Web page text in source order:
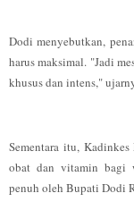
Dodi menyebutkan,
harus maksimal. "Jadi
khusus dan intens,"
Sementara itu,
obat dan vitamin bagi
penuh oleh Bupati Dodi